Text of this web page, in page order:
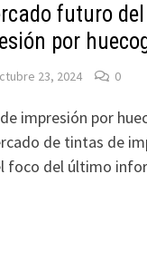
futuro
por
23, 2024 0
impresión por
de tintas de
foco del último